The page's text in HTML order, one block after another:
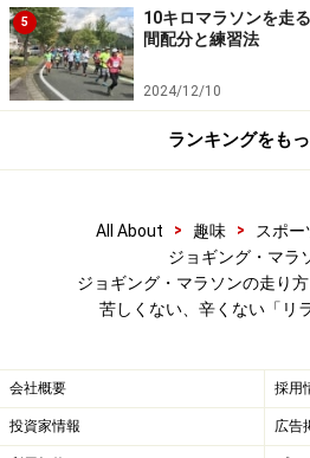
楽になるというわけ。「ちょっ
新田さんに勧められてやってみま
痛いわけでもなく、力を入れる
ならいつまででもできそう。汗
なった後でマシンを離れ、手を
合いました。ただし、たまにや
しまうので、定期的にやること
いつから始めても徐々に体の柔
これでは可動域を広げるだけの
トするマシンのような気がしま
5
10キロマラソンを走
間配分と練習法
2024/12/10
ランキングをも
All About > 趣味 > スポー
ジョギング・マラ
ジョギング・マラソンの走り
苦しくない、辛くない「リ
会社概要 採用
投資家情報 広告